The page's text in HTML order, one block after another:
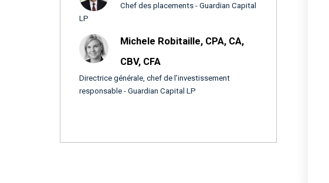
Chef des placements - Guardian Capital
LP
Michele Robitaille, CPA, CA,
CBV, CFA
Directrice générale, chef de l’investissement
responsable - Guardian Capital LP